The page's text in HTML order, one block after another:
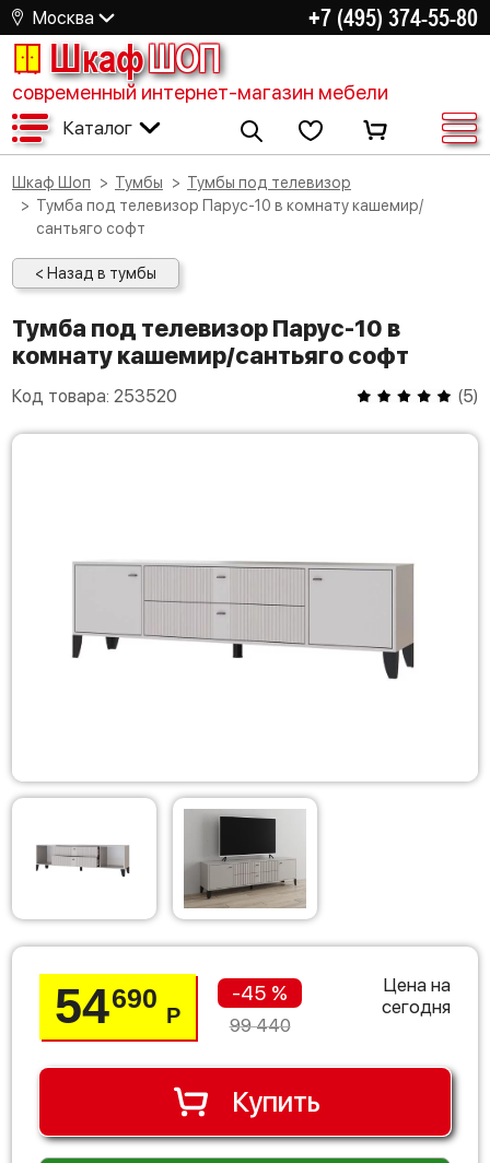
Москва +7 (495) 374-55-80
ШкафШОП
современный интернет-магазин мебели
Каталог
Шкаф Шоп Тумбы
Тумбы под телевизор
Тумба под телевизор Парус-10 в комнату кашемир/
сантьяго софт
< Назад в тумбы
Тумба под телевизор Парус-10 в
комнату кашемир/сантьяго софт
Код товара: 253520 (5)
54690
Р
-45 %
99 440
Цена на
сегодня
Купить